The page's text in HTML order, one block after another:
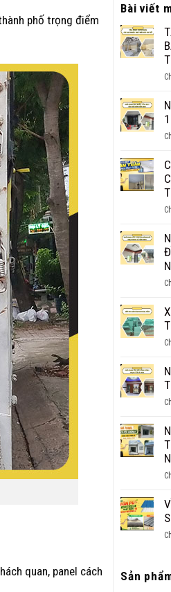
phố trọng điểm
quan, panel cách
Bài viết
Sản